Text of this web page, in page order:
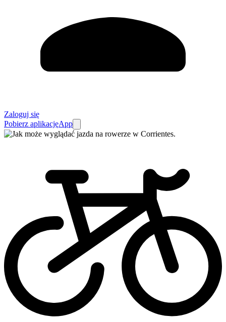
Zaloguj się
Pobierz aplikacjęApp